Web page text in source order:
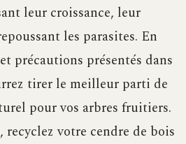
leur croissance, leur
les parasites. En
précautions présentés dans
tirer le meilleur parti de
pour vos arbres fruitiers.
recyclez votre cendre de bois